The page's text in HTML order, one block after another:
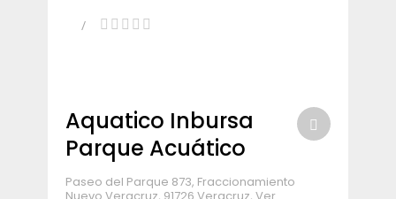
Aquatico Inbursa
Parque Acuático
Paseo del Parque 873, Fraccionamiento
Nuevo Veracruz, 91726 Veracruz, Ver.